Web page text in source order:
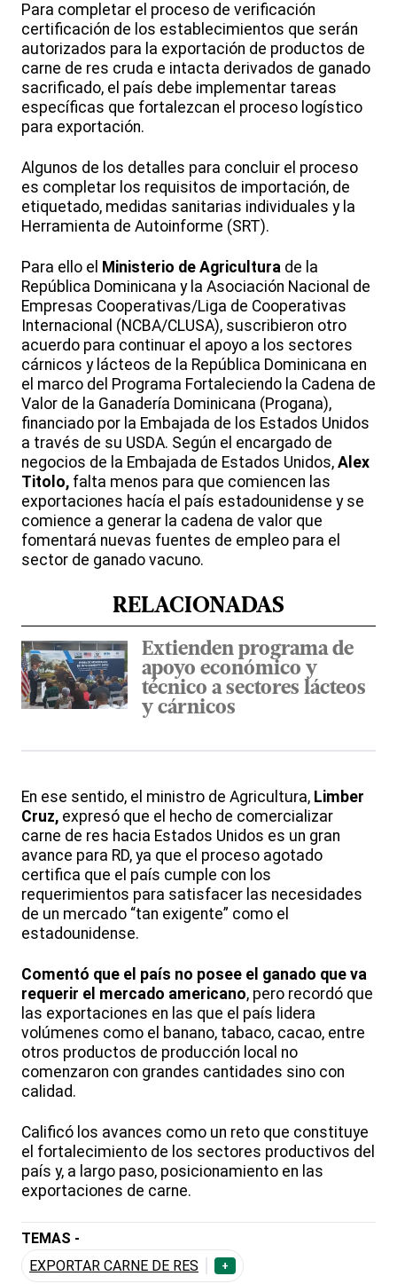
Para completar el proceso de verificación
certificación de los establecimientos que serán
autorizados para la exportación de productos de
carne de res cruda e intacta derivados de ganado
sacrificado, el país debe implementar tareas
específicas que fortalezcan el proceso logístico
para exportación.
Algunos de los detalles para concluir el proceso
es completar los requisitos de importación, de
etiquetado, medidas sanitarias individuales y la
Herramienta de Autoinforme (SRT).
Para ello el Ministerio de Agricultura de la
República Dominicana y la Asociación Nacional de
Empresas Cooperativas/Liga de Cooperativas
Internacional (NCBA/CLUSA), suscribieron otro
acuerdo para continuar el apoyo a los sectores
cárnicos y lácteos de la República Dominicana en
el marco del Programa Fortaleciendo la Cadena de
Valor de la Ganadería Dominicana (Progana),
financiado por la Embajada de los Estados Unidos
a través de su USDA. Según el encargado de
negocios de la Embajada de Estados Unidos, Alex
Titolo, falta menos para que comiencen las
exportaciones hacía el país estadounidense y se
comience a generar la cadena de valor que
fomentará nuevas fuentes de empleo para el
sector de ganado vacuno.
RELACIONADAS
Extienden programa de
apoyo económico y
técnico a sectores lácteos
y cárnicos
En ese sentido, el ministro de Agricultura, Limber
Cruz, expresó que el hecho de comercializar
carne de res hacia Estados Unidos es un gran
avance para RD, ya que el proceso agotado
certifica que el país cumple con los
requerimientos para satisfacer las necesidades
de un mercado “tan exigente” como el
estadounidense.
Comentó que el país no posee el ganado que va
requerir el mercado americano, pero recordó que
las exportaciones en las que el país lidera
volúmenes como el banano, tabaco, cacao, entre
otros productos de producción local no
comenzaron con grandes cantidades sino con
calidad.
Calificó los avances como un reto que constituye
el fortalecimiento de los sectores productivos del
país y, a largo paso, posicionamiento en las
exportaciones de carne.
TEMAS -
EXPORTAR CARNE DE RES
+